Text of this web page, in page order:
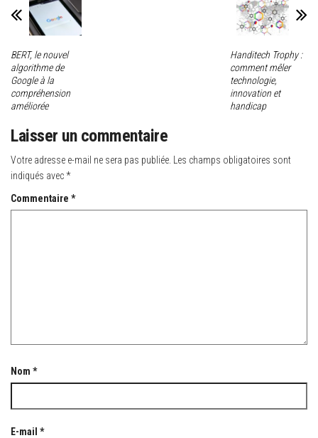
BERT, le nouvel
algorithme de
Google à la
compréhension
améliorée
Handitech Trophy :
comment mêler
technologie,
innovation et
handicap
Laisser un commentaire
Votre adresse e-mail ne sera pas publiée. Les champs obligatoires sont
indiqués avec*
Commentaire *
Nom *
E-mail *